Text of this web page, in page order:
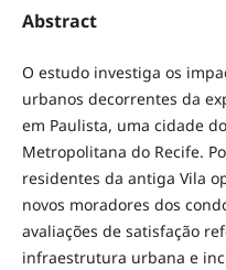
Abstract
O estudo investiga os
urbanos decorrentes da
em Paulista, uma cidade
Metropolitana do Recife.
residentes da antiga Vila
novos moradores dos
avaliações de satisfação
infraestrutura urbana e